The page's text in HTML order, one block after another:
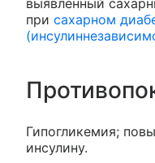
выявленный
при сахарном
Гипогликемия;
инсулину.